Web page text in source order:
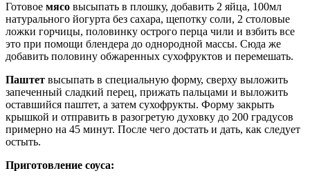
Готовое мясо высыпать в плошку, добавить 2 яйца, 100мл
натурального йогурта без сахара, щепотку соли, 2 столовые
ложки горчицы, половинку острого перца чили и взбить все
это при помощи блендера до однородной массы. Сюда же
добавить половину обжаренных сухофруктов и перемешать.
Паштет высыпать в специальную форму, сверху выложить
запеченный сладкий перец, прижать пальцами и выложить
оставшийся паштет, а затем сухофрукты. Форму закрыть
крышкой и отправить в разогретую духовку до 200 градусов
примерно на 45 минут. После чего достать и дать, как следует
остыть.
Приготовление соуса: